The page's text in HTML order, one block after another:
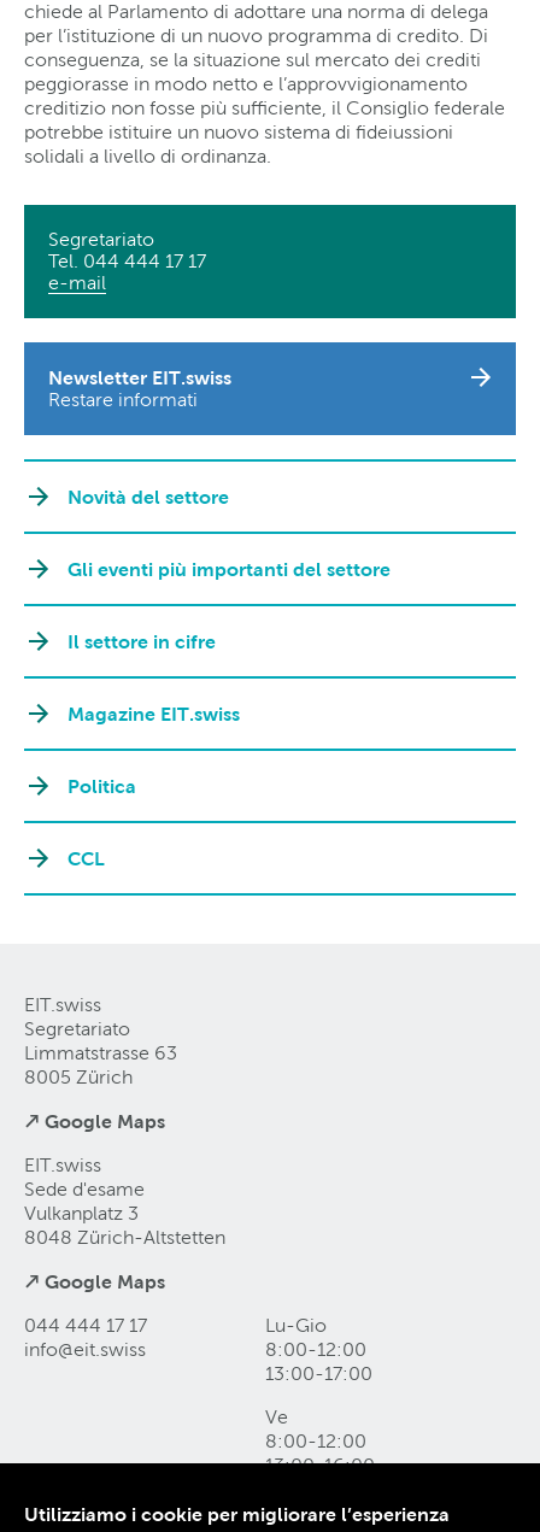
chiede al Parlamento di adottare una norma di delega
per l’istituzione di un nuovo programma di credito. Di
conseguenza, se la situazione sul mercato dei crediti
peggiorasse in modo netto e l’approvvigionamento
creditizio non fosse più sufficiente, il Consiglio federale
potrebbe istituire un nuovo sistema di fideiussioni
solidali a livello di ordinanza.
Segretariato
Tel. 044 444 17 17
e-mail
Newsletter EIT.swiss
Restare informati
Novità del settore
Gli eventi più importanti del settore
Il settore in cifre
Magazine EIT.swiss
Politica
CCL
EIT.swiss
Segretariato
Limmatstrasse 63
8005 Zürich
↗ Google Maps
EIT.swiss
Sede d'esame
Vulkanplatz 3
8048 Zürich-Altstetten
↗ Google Maps
044 444 17 17
info@eit swiss
Lu-Gio
8:00-12:00
13:00-17:00
Ve
8:00-12:00
13:00-16:00
Come raggiungerci e form di contatto
Utilizziamo i cookie per migliorare l’esperienza